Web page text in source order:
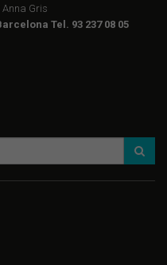
Anna Gris
Tel. 93 237 08 05